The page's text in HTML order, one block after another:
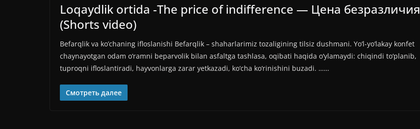
Loqaydlik ortida -The price of indifference — Цена безразличия
(Shorts video)
Befarqlik va ko’chaning ifloslanishi Befarqlik – shaharlarimiz tozaligining tilsiz dushmani. Yo‘l-yo‘lakay konfet
chaynayotgan odam o‘ramni beparvolik bilan asfaltga tashlasa, oqibati haqida o‘ylamaydi: chiqindi to‘planib,
tuproqni ifloslantiradi, hayvonlarga zarar yetkazadi, ko‘cha ko‘rinishini buzadi. ……
Смотреть далее